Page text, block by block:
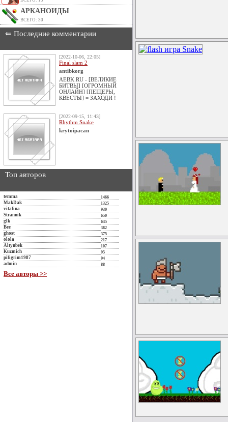
АРКАНОИДЫ
ВСЕГО: 30
⇐ Последние комментарии
[2022-10-06, 22:05]
Final slam 2
antibkorg
AEBK.RU - [ВЕЛИКИЕ
БИТВЫ] [ОГРОМНЫЙ
ОНЛАЙН] [ПЕЩЕРЫ,
КВЕСТЫ] = ЗАХОДИ !
[2022-09-15, 11:43]
Rhythm Snake
krytoipacan
Топ авторов
temma 1466
MakDak 1325
vitalina 930
Strannik 650
glk 645
Bee 382
ghost 375
olola 217
Altynbek 107
Kuzmich 95
piligrim1987 94
admin 88
Все авторы >>